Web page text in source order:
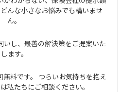
んな小さなお悩みでも構いませ
ん。
いし、最善の解決策をご提案いた
します。
料です。 つらいお気持ちを抱え
私たちにご相談ください。